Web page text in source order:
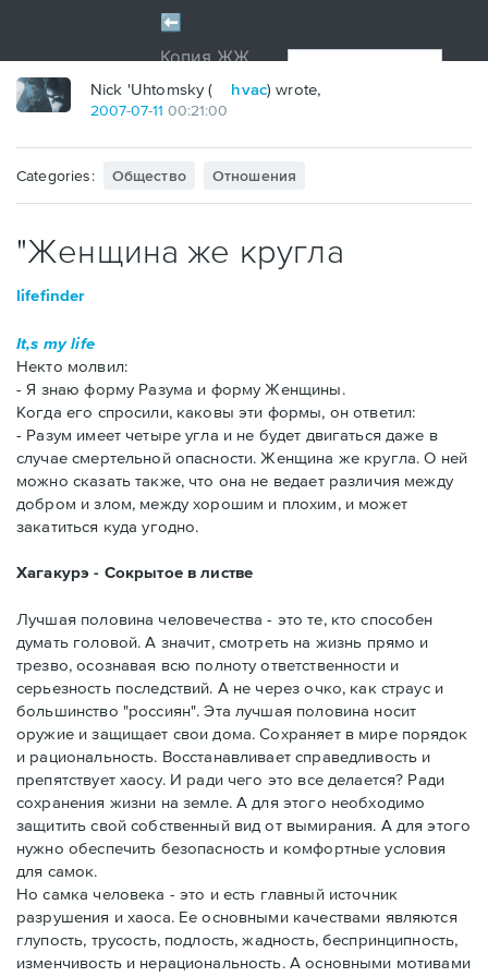
Nick 'Uhtomsky ( hvac) wrote,
2007-07-11 00:21:00
Categories: Общество Отношения
"Женщина же кругла
lifefinder
It,s my life
Некто молвил:
- Я знаю форму Разума и форму Женщины.
Когда его спросили, каковы эти формы, он ответил:
- Разум имеет четыре угла и не будет двигаться даже в
случае смертельной опасности. Женщина же кругла. О ней
можно сказать также, что она не ведает различия между
добром и злом, между хорошим и плохим, и может
закатиться куда угодно.
Хагакурэ - Сокрытое в листве
Лучшая половина человечества - это те, кто способен
думать головой. А значит, смотреть на жизнь прямо и
трезво, осознавая всю полноту ответственности и
серьезность последствий. А не через очко, как страус и
большинство "россиян". Эта лучшая половина носит
оружие и защищает свои дома. Сохраняет в мире порядок
и рациональность. Восстанавливает справедливость и
препятствует хаосу. И ради чего это все делается? Ради
сохранения жизни на земле. А для этого необходимо
защитить свой собственный вид от вымирания. А для этого
нужно обеспечить безопасность и комфортные условия
для самок.
Но самка человека - это и есть главный источник
разрушения и хаоса. Ее основными качествами являются
глупость, трусость, подлость, жадность, беспринципность,
изменчивость и нерациональность. А основными мотивами